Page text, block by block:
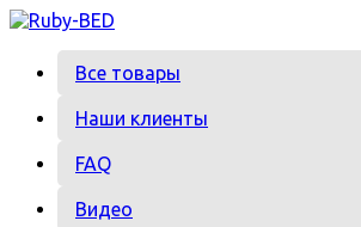
Перейти
содержаниюВсе товары
Наши клиенты
FAQ
Видео